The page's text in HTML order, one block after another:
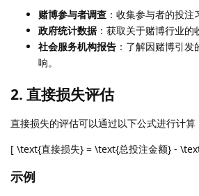
赌博参与者调查 ：收集参与者的投注
政府统计数据：获取关于赌博行业的
社会服务机构报告 ：了解因赌博引
响。
2. 直接损失评估
直接损失的评估可以通过以下公式进行计算
[ \text{直接损失} = \text{总投注金额} -
示例